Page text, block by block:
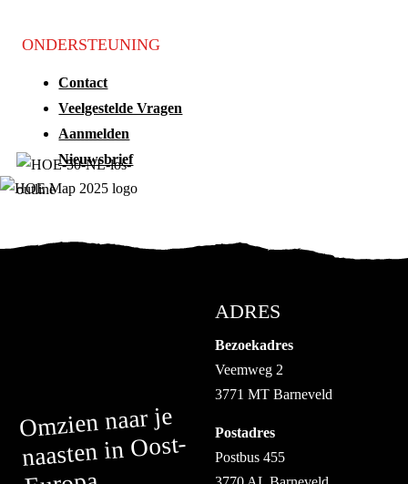
ONDERSTEUNING
Contact
Veelgestelde Vragen
Aanmelden
Nieuwsbrief
Omzien naar je
naasten in Oost-
ADRES
Bezoekadres
Veemweg 2
3771 MT Barneveld
Postadres
Postbus 455